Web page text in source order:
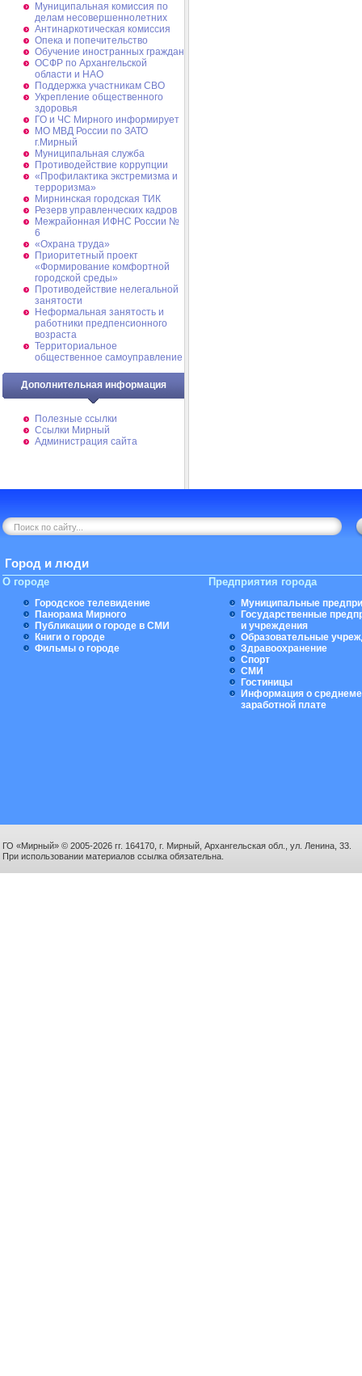
Муниципальная комиссия по
делам несовершеннолетних
Антинаркотическая комиссия
Опека и попечительство
Обучение иностранных граждан
ОСФР по Архангельской
области и НАО
Поддержка участникам СВО
Укрепление общественного
здоровья
ГО и ЧС Мирного информирует
МО МВД России по ЗАТО
г.Мирный
Муниципальная cлужба
Противодействие коррупции
«Профилактика экстремизма и
терроризма»
Мирнинская городская ТИК
Резерв управленческих кадров
Межрайонная ИФНС России №
6
«Охрана труда»
Приоритетный проект
«Формирование комфортной
городской среды»
Противодействие нелегальной
занятости
Неформальная занятость и
работники предпенсионного
возраста
Территориальное
общественное самоуправление
Дополнительная информация
Полезные ссылки
Ссылки Мирный
Администрация сайта
Город и люди
О городе
Городское телевидение
Панорама Мирного
Публикации о городе в СМИ
Книги о городе
Фильмы о городе
Предприятия города
Муниципальные
Государственные
и учреждения
Образовательные
Здравоохранение
Спорт
СМИ
Гостиницы
Информация о
заработной плате
ГО «Мирный» © 2005-2026 гг. 164170, г. Мирный, Архангельская обл., ул. Ленина, 33.
При использовании материалов ссылка обязательна.